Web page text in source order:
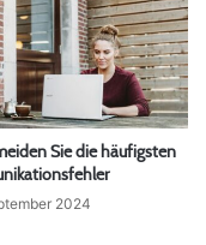
Sie die häufigsten
2024